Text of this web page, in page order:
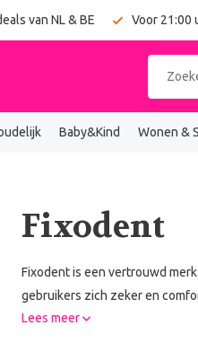
van NL & BE Voor 21:00
Baby&Kind Wonen &
Fixodent
Fixodent is een vertrouwd
gebruikers zich zeker en
Lees meer